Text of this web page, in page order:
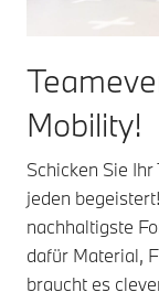
Mobility!
Schicken Sie
jeden
nachhaltigste
dafür Material,
braucht es